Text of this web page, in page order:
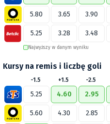
5.80 3.65 3.90
5.25 3.28 3.48
Najwyższy w danym wyniku
Kursy na remis i liczbę goli
-1.5 +1.5 -2.5
5.25 4.60 2.95
5.60 4.30 2.85